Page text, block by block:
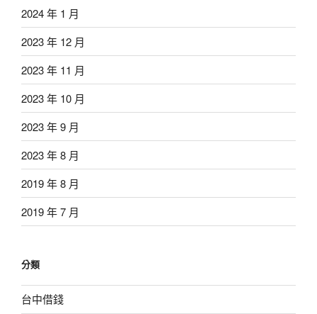
2024 年 1 月
2023 年 12 月
2023 年 11 月
2023 年 10 月
2023 年 9 月
2023 年 8 月
2019 年 8 月
2019 年 7 月
分類
台中借錢